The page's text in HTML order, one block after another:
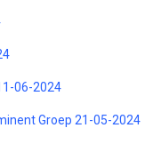
06-2024
Groep 21-05-2024